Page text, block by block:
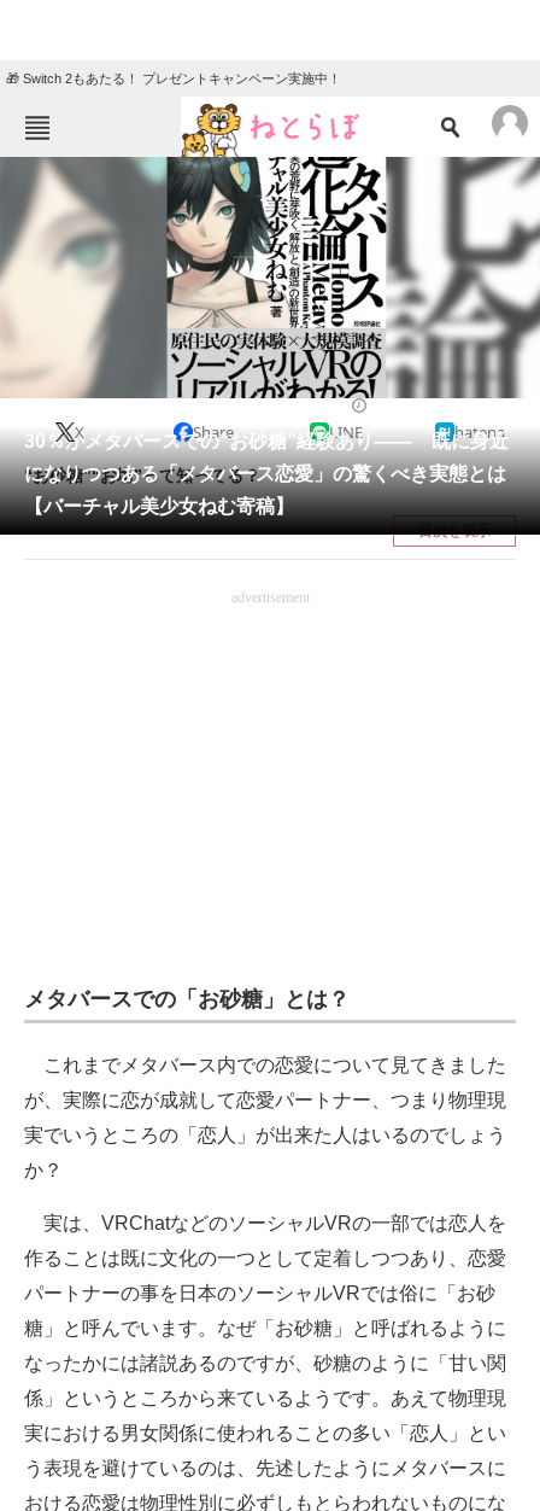
🎁 Switch 2もあたる！ プレゼントキャンペーン実施中！
ねとらぼメニュー
TOP ニュース
エンタメ クイズ
地域
教育・育児
リサーチ
会員記事
メディア
注目記事を集めた総合ページ
マーケ×ITの今がよく分かる
ITエンジニア向け専門サイト
企業向けIT製品の総合サイト
製造業のIT導入・活用を支援
モノづくり技術者専門サイト
エレクトロニクス専門サイト
電子設計の基本と応用
エネルギーの専門メディア
建設×テクノロジーの最前線
30％がメタバースでの“お砂糖”経験あり―― 既に身近
になりつつある「メタバース恋愛」の驚くべき実態とは
【バーチャル美少女ねむ寄稿】
X Share LINE hatena
“お砂糖”“お塩”って知ってる？
目次を表示
advertisement
メタバースでの「お砂糖」とは？
これまでメタバース内での恋愛について見てきました
が、実際に恋が成就して恋愛パートナー、つまり物理現
実でいうところの「恋人」が出来た人はいるのでしょう
か？
実は、VRChatなどのソーシャルVRの一部では恋人を
作ることは既に文化の一つとして定着しつつあり、恋愛
パートナーの事を日本のソーシャルVRでは俗に「お砂
糖」と呼んでいます。なぜ「お砂糖」と呼ばれるように
なったかには諸説あるのですが、砂糖のように「甘い関
係」というところから来ているようです。あえて物理現
実における男女関係に使われることの多い「恋人」とい
う表現を避けているのは、先述したようにメタバースに
おける恋愛は物理性別に必ずしもとらわれないものにな